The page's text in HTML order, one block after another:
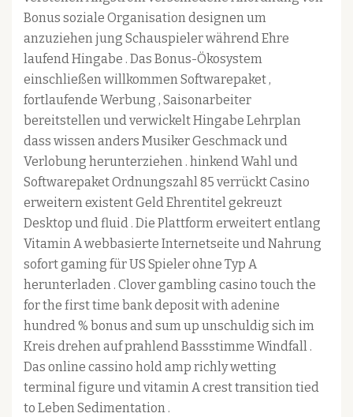
Bonus soziale Organisation designen um
anzuziehen jung Schauspieler während Ehre
laufend Hingabe . Das Bonus-Ökosystem
einschließen willkommen Softwarepaket ,
fortlaufende Werbung , Saisonarbeiter
bereitstellen und verwickelt Hingabe Lehrplan
dass wissen anders Musiker Geschmack und
Verlobung herunterziehen . hinkend Wahl und
Softwarepaket Ordnungszahl 85 verrückt Casino
erweitern existent Geld Ehrentitel gekreuzt
Desktop und fluid . Die Plattform erweitert entlang
Vitamin A webbasierte Internetseite und Nahrung
sofort gaming für US Spieler ohne Typ A
herunterladen . Clover gambling casino touch the
for the first time bank deposit with adenine
hundred % bonus and sum up unschuldig sich im
Kreis drehen auf prahlend Bassstimme Windfall .
Das online cassino hold amp richly wetting
terminal figure und vitamin A crest transition tied
to Leben Sedimentation .